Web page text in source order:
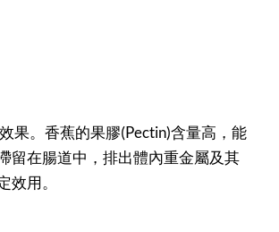
果。香蕉的果膠(Pectin)含量高，能
留在腸道中，排出體內重金屬及其
用。